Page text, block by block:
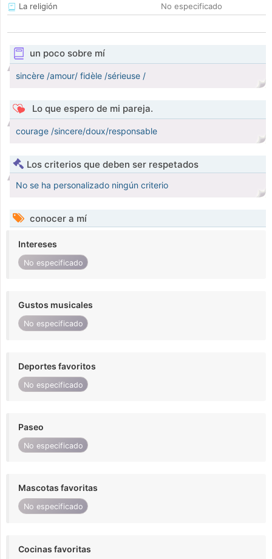
La religión
No especificado
un poco sobre mí
sincère /amour/ fidèle /sérieuse /
Lo que espero de mi pareja.
courage /sincere/doux/responsable
Los criterios que deben ser respetados
No se ha personalizado ningún criterio
conocer a mí
Intereses
No especificado
Gustos musicales
No especificado
Deportes favoritos
No especificado
Paseo
No especificado
Mascotas favoritas
No especificado
Cocinas favoritas